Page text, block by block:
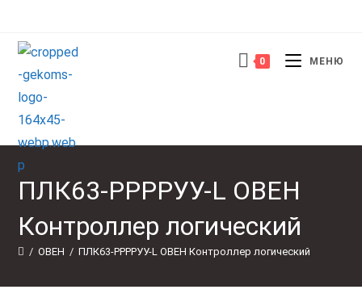
содержимому
0 МЕНЮ
ПЛК63-РРРРУУ-L ОВЕН
Контроллер логический
/ ОВЕН / ПЛК63-РРРРУУ-L ОВЕН Контроллер логический